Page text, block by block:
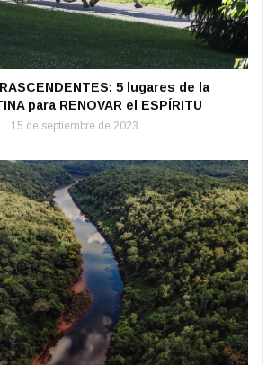
5 lugares de la
para RENOVAR el ESPÍRITU
15 de septiembre de 2023